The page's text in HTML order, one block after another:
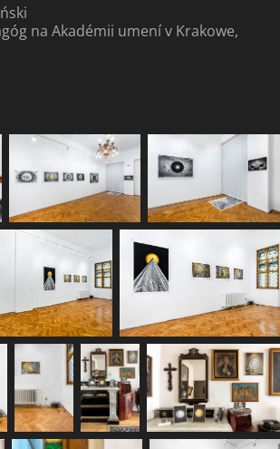
na Akadémii umení v Krakowe,